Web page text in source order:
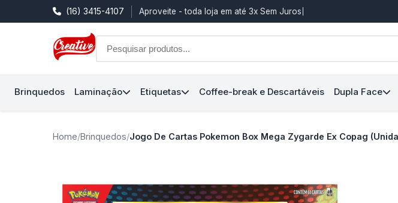
(16) 3415-4107 Aproveite - toda loja em até 3x Sem Juros
Brinquedos Laminação Etiquetas Coffee-break e Descartáveis Dupla Face
Home/Brinquedos/Jogo De Cartas Pokemon Box Mega Zygarde Ex Copag